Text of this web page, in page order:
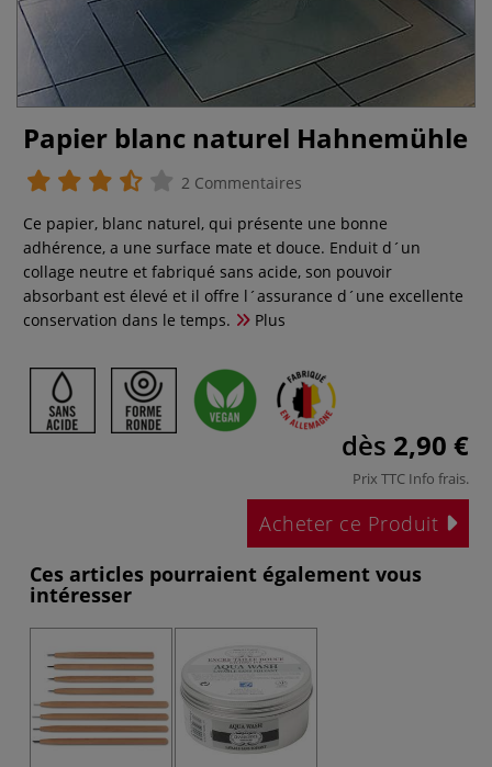
Papier blanc naturel Hahnemühle
2 Commentaires
Ce papier, blanc naturel, qui présente une bonne
adhérence, a une surface mate et douce. Enduit d´un
collage neutre et fabriqué sans acide, son pouvoir
absorbant est élevé et il offre l´assurance d´une excellente
conservation dans le temps.
Plus
dès 2,90 €
Prix TTC Info frais.
Acheter ce Produit
Ces articles pourraient également vous
intéresser